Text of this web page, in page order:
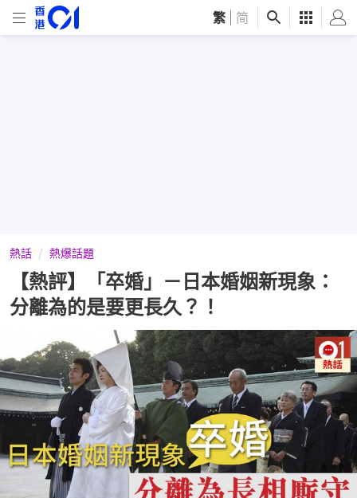
繁 简
熱話 熱爆話題
【熱評】「卒婚」－日本婚姻新現象：
分離為的是要更長久？！